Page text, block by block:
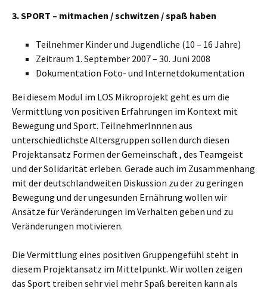
3. SPORT – mitmachen / schwitzen / spaß haben
Teilnehmer Kinder und Jugendliche (10 – 16 Jahre)
Zeitraum 1. September 2007 – 30. Juni 2008
Dokumentation Foto- und Internetdokumentation
Bei diesem Modul im LOS Mikroprojekt geht es um die
Vermittlung von positiven Erfahrungen im Kontext mit
Bewegung und Sport. TeilnehmerInnnen aus
unterschiedlichste Altersgruppen sollen durch diesen
Projektansatz Formen der Gemeinschaft , des Teamgeist
und der Solidarität erleben. Gerade auch im Zusammenhang
mit der deutschlandweiten Diskussion zu der zu geringen
Bewegung und der ungesunden Ernährung wollen wir
Ansätze für Veränderungen im Verhalten geben und zu
Veränderungen motivieren.
Die Vermittlung eines positiven Gruppengefühl steht in
diesem Projektansatz im Mittelpunkt. Wir wollen zeigen
das Sport treiben sehr viel mehr Spaß bereiten kann als